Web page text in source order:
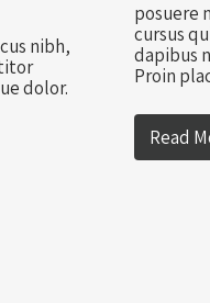
nibh,
dolor.
posuere
cursus
dapibus
Proin
Read